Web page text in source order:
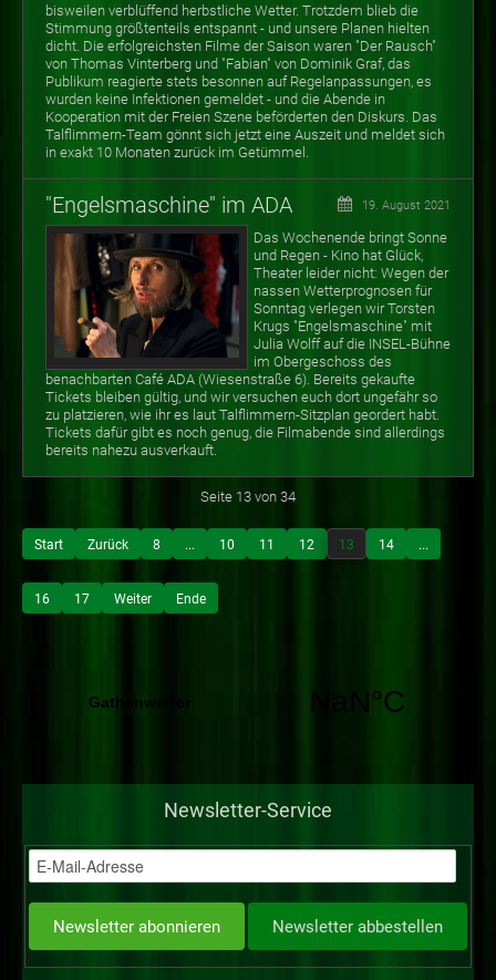
bisweilen verblüffend herbstliche Wetter. Trotzdem blieb die
Stimmung größtenteils entspannt - und unsere Planen hielten
dicht. Die erfolgreichsten Filme der Saison waren "Der Rausch"
von Thomas Vinterberg und "Fabian" von Dominik Graf, das
Publikum reagierte stets besonnen auf Regelanpassungen, es
wurden keine Infektionen gemeldet - und die Abende in
Kooperation mit der Freien Szene beförderten den Diskurs. Das
Talflimmern-Team gönnt sich jetzt eine Auszeit und meldet sich
in exakt 10 Monaten zurück im Getümmel.
"Engelsmaschine" im ADA 19. August 2021
Das Wochenende bringt Sonne
und Regen - Kino hat Glück,
Theater leider nicht: Wegen der
nassen Wetterprognosen für
Sonntag verlegen wir Torsten
Krugs "Engelsmaschine" mit
Julia Wolff auf die INSEL-Bühne
im Obergeschoss des
benachbarten Café ADA (Wiesenstraße 6). Bereits gekaufte
Tickets bleiben gültig, und wir versuchen euch dort ungefähr so
zu platzieren, wie ihr es laut Talflimmern-Sitzplan geordert habt.
Tickets dafür gibt es noch genug, die Filmabende sind allerdings
bereits nahezu ausverkauft.
Seite 13 von 34
Start Zurück 8 ... 10 11 12 13 14 ...
16 17 Weiter Ende
Newsletter-Service